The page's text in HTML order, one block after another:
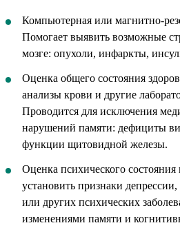
Компьютерная или магнитно-
Помогает выявить возможные
мозге: опухоли, инфаркты,
Оценка общего состояния
анализы крови и другие
Проводится для исключения
нарушений памяти: дефициты
функции щитовидной железы.
Оценка психического состояния
установить признаки
или других психических
изменениями памяти и